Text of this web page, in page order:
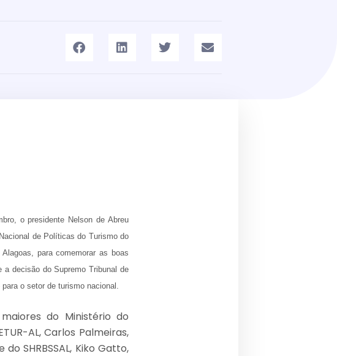
o presidente Nelson de Abreu
de Políticas do Turismo do
para comemorar as boas
a decisão do Supremo Tribunal de
o setor de turismo nacional.
do Ministério do
AL, Carlos Palmeiras,
SHRBSSAL, Kiko Gatto,